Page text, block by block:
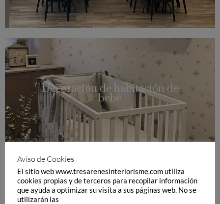
Decoración de habitación de
bebé
Aviso de Cookies
El sitio web www.tresarenesinteriorisme.com utiliza
cookies propias y de terceros para recopilar información
que ayuda a optimizar su visita a sus páginas web. No se
utilizarán las